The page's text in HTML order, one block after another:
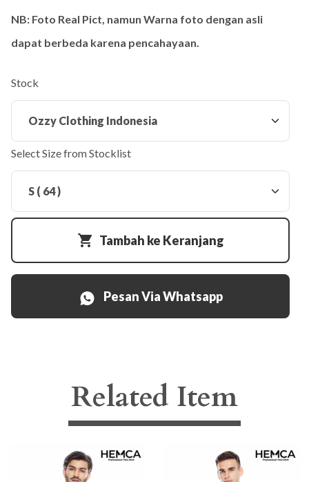
NB: Foto Real Pict, namun Warna foto dengan asli
dapat berbeda karena pencahayaan.
Stock
Select Size from Stocklist
Tambah ke Keranjang
Pesan Via Whatsapp
Related Item